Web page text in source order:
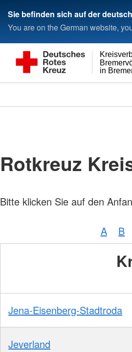
Sie befinden sich auf der
You are on the German website,
in
Rotkreuz
Bitte klicken Sie auf den
A B
Jena-Eisenberg-Stadtroda
Jeverland